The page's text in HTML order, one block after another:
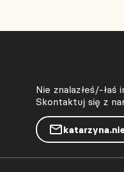
Nie znalazłeś/-
Skontaktuj się z